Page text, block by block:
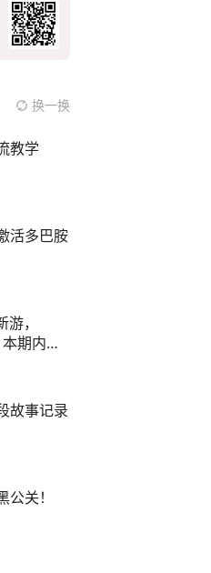
换一换
教学
活多巴胺
，
期内容
故事记录
关！